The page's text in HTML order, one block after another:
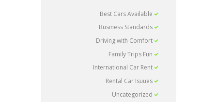
Best Cars Available
Business Standards
Driving with Comfort
Family Trips Fun
International Car Rent
Rental Car Isuues
Uncategorized